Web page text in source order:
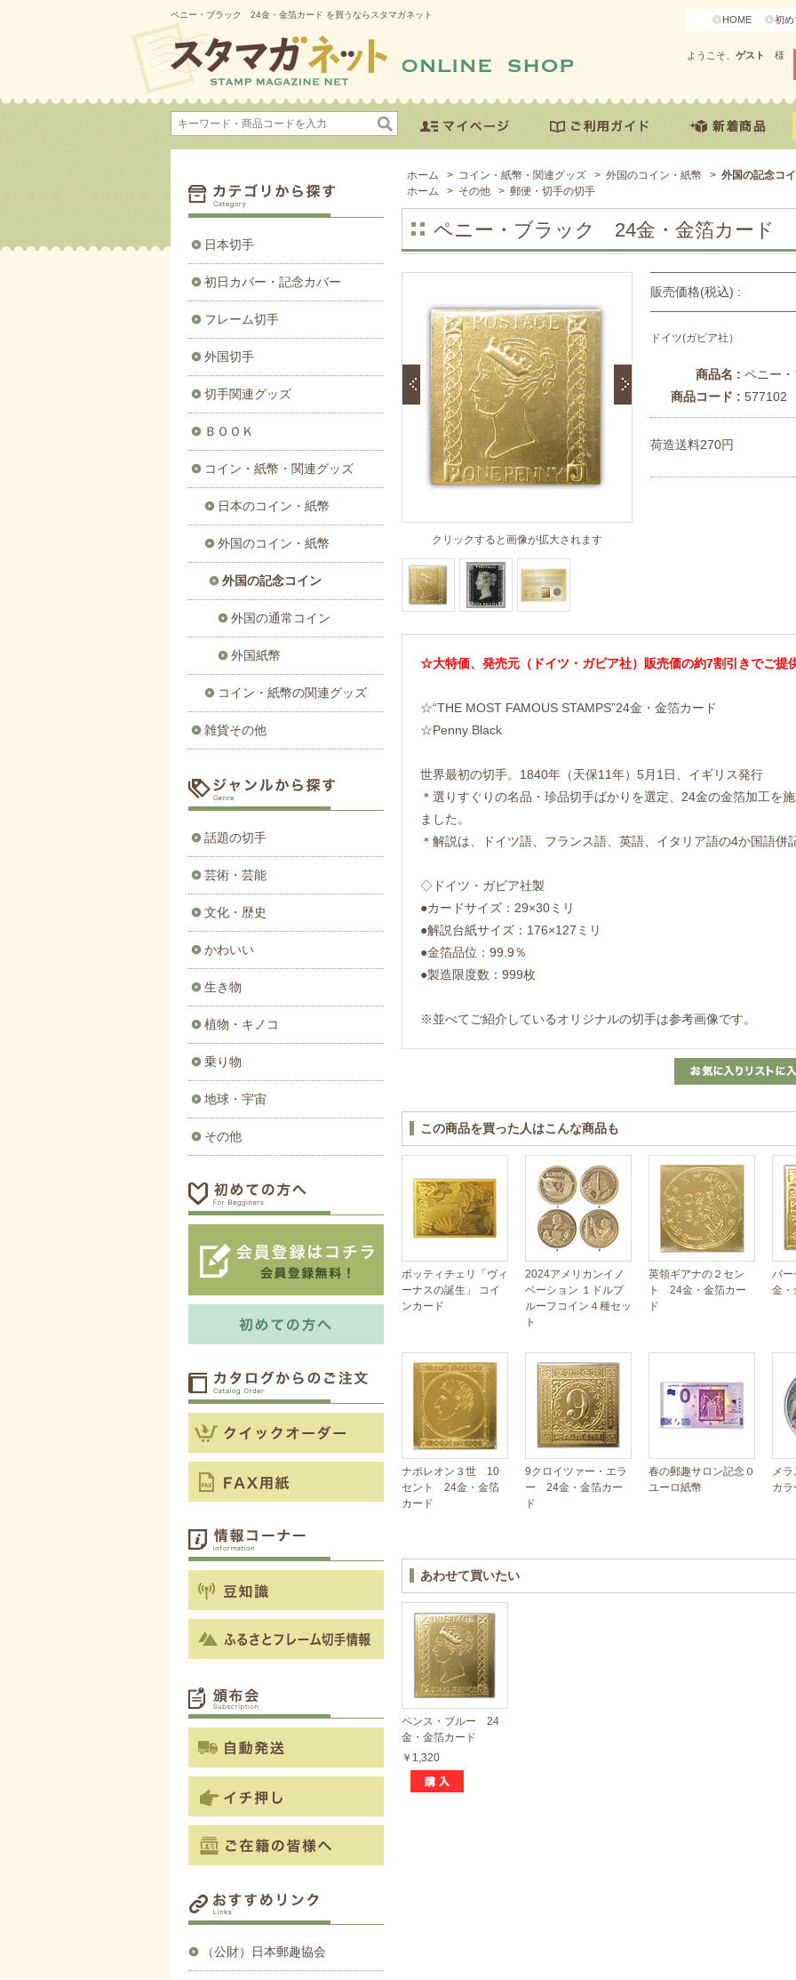
ペニー・ブラック 24金・金箔カード を買うならスタマガネット HOME 初め
ようこそ、 ゲスト 様
ホーム > コイン・紙幣・関連グッズ > 外国のコイン・紙幣 > 外国の記念コ
ホーム
> その他 > 郵便・切手の切手
ペニー・ブラック 24金・金箔カード
クリックすると画像が拡大されます
販売価格(税込) :
ドイツ(ガビア社）
商品名 : ペニー
商品コード : 577102
荷造送料270円
☆大特価、発売元（ドイツ・ガビア社）販売価の約7割引きでご提
☆“THE MOST FAMOUS STAMPS”24金・金箔カード
☆Penny Black
世界最初の切手。1840年（天保11年）5月1日、イギリス発行
＊選りすぐりの名品・珍品切手ばかりを選定、24金の金箔加工を
ました。
＊解説は、ドイツ語、フランス語、英語、イタリア語の4か国語併
◇ドイツ・ガビア社製
●カードサイズ：29×30ミリ
●解説台紙サイズ：176×127ミリ
●金箔品位：99.9％
●製造限度数：999枚
※並べてご紹介しているオリジナルの切手は参考画像です。
この商品を買った人はこんな商品も
ボッティチェリ「ヴィ
ーナスの誕生」 コイ
ンカード
2024アメリカンイノ
ベーション １ドルプ
ルーフコイン４種セッ
ト
英領ギアナの２セン
ト 24金・金箔カー
ド
バ
金・
ナポレオン３世 10
セント 24金・金箔
カード
9クロイツァー・エラ
ー 24金・金箔カー
ド
春の郵趣サロン記念０
ユーロ紙幣
メ
カ
あわせて買いたい
ペンス・ブルー 24
金・金箔カード
￥1,320
日本切手
初日カバー・記念カバー
フレーム切手
外国切手
切手関連グッズ
ＢＯＯＫ
コイン・紙幣・関連グッズ
日本のコイン・紙幣
外国のコイン・紙幣
外国の記念コイン
外国の通常コイン
外国紙幣
コイン・紙幣の関連グッズ
雑貨その他
話題の切手
芸術・芸能
文化・歴史
かわいい
生き物
植物・キノコ
乗り物
地球・宇宙
その他
（公財）日本郵趣協会